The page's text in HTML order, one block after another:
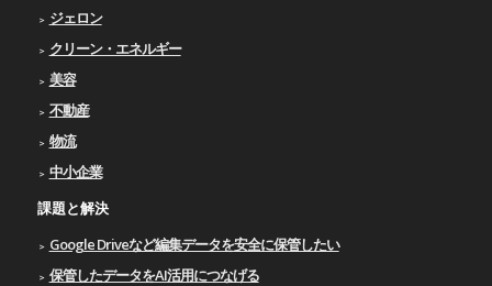
ジェロン
クリーン・エネルギー
美容
不動産
物流
中小企業
課題と解決
Google Driveなど編集データを安全に保管したい
保管したデータをAI活用につなげる